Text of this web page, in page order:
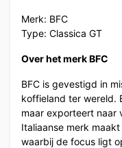
Merk: BFC
Type: Classica GT
Over het merk BFC
BFC is gevestigd in
koffieland ter wereld.
maar exporteert naar
Italiaanse merk
waarbij de focus ligt